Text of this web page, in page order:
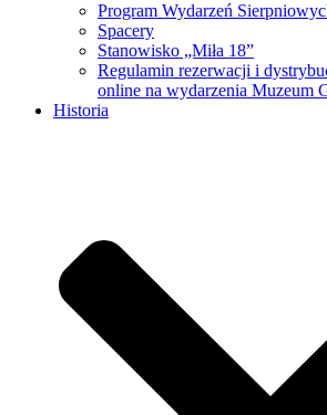
Program Wydarzeń
Spacery
Stanowisko „Miła 18”
Regulamin rezerwacji i
online na wydarzenia Muzeum
Historia